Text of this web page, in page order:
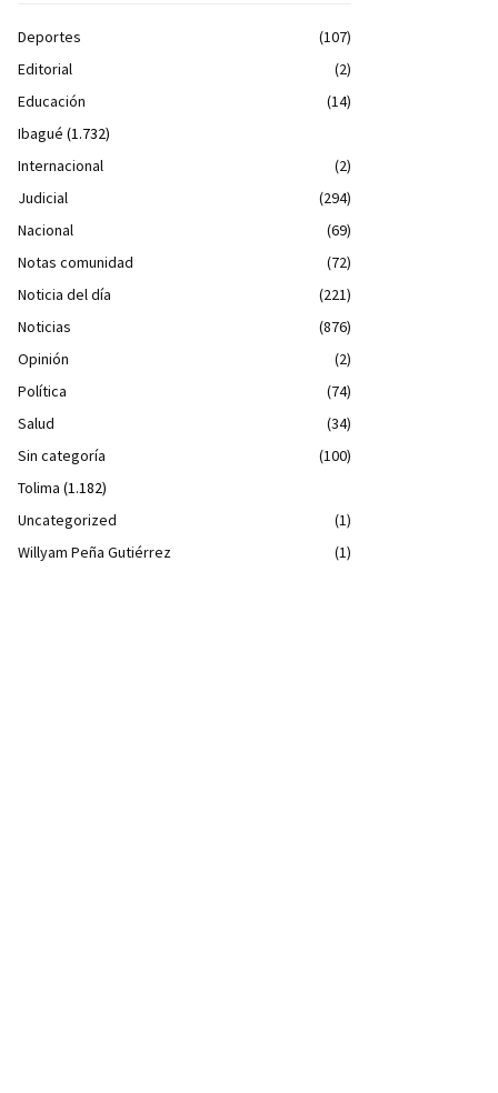
Deportes
(107)
Editorial
(2)
Educación
(14)
Ibagué (1.732)
Internacional
(2)
Judicial
(294)
Nacional
(69)
Notas comunidad
(72)
Noticia del día
(221)
Noticias
(876)
Opinión
(2)
Política
(74)
Salud
(34)
Sin categoría
(100)
Tolima (1.182)
Uncategorized
(1)
Willyam Peña Gutiérrez
(1)